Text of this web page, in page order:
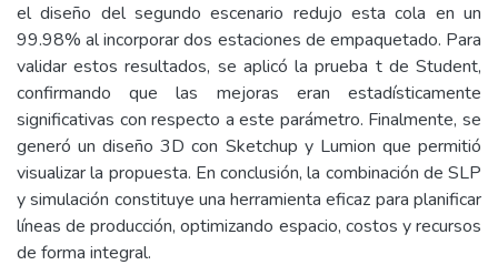
el diseño del segundo escenario redujo esta cola en un
99.98% al incorporar dos estaciones de empaquetado. Para
validar estos resultados, se aplicó la prueba t de Student,
confirmando que las mejoras eran estadísticamente
significativas con respecto a este parámetro. Finalmente, se
generó un diseño 3D con Sketchup y Lumion que permitió
visualizar la propuesta. En conclusión, la combinación de SLP
y simulación constituye una herramienta eficaz para planificar
líneas de producción, optimizando espacio, costos y recursos
de forma integral.